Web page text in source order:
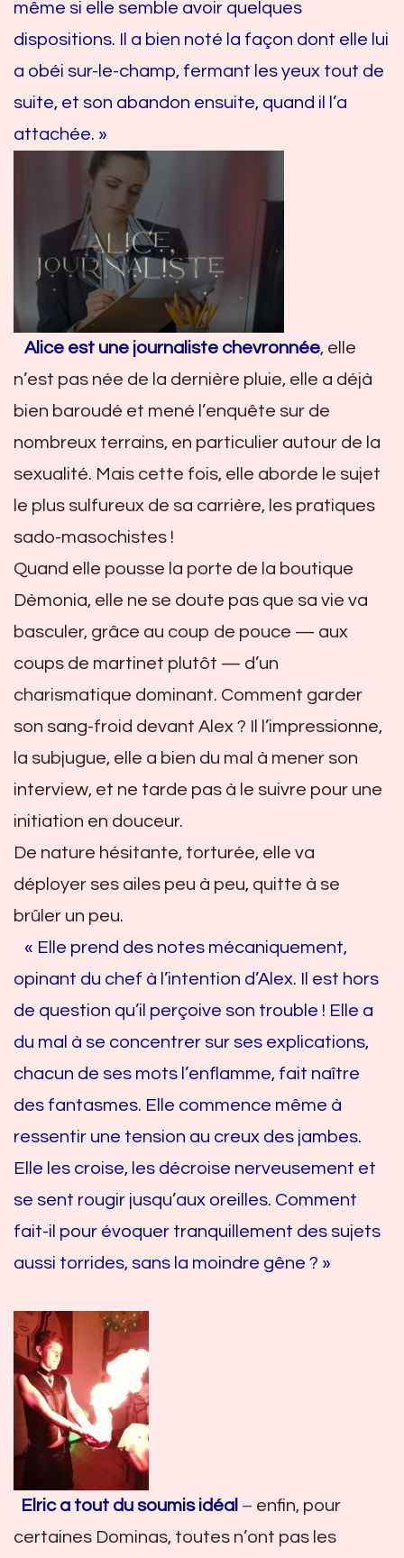
même si elle semble avoir quelques
dispositions. Il a bien noté la façon dont elle lui
a obéi sur-le-champ, fermant les yeux tout de
suite, et son abandon ensuite, quand il l’a
attachée. »
Alice est une journaliste chevronnée, elle
n’est pas née de la dernière pluie, elle a déjà
bien baroudé et mené l’enquête sur de
nombreux terrains, en particulier autour de la
sexualité. Mais cette fois, elle aborde le sujet
le plus sulfureux de sa carrière, les pratiques
sado-masochistes !
Quand elle pousse la porte de la boutique
Dèmonia, elle ne se doute pas que sa vie va
basculer, grâce au coup de pouce — aux
coups de martinet plutôt — d’un
charismatique dominant. Comment garder
son sang-froid devant Alex ? Il l’impressionne,
la subjugue, elle a bien du mal à mener son
interview, et ne tarde pas à le suivre pour une
initiation en douceur.
De nature hésitante, torturée, elle va
déployer ses ailes peu à peu, quitte à se
brûler un peu.
« Elle prend des notes mécaniquement,
opinant du chef à l’intention d’Alex. Il est hors
de question qu’il perçoive son trouble ! Elle a
du mal à se concentrer sur ses explications,
chacun de ses mots l’enflamme, fait naître
des fantasmes. Elle commence même à
ressentir une tension au creux des jambes.
Elle les croise, les décroise nerveusement et
se sent rougir jusqu’aux oreilles. Comment
fait-il pour évoquer tranquillement des sujets
aussi torrides, sans la moindre gêne ? »
Elric a tout du soumis idéal – enfin, pour
certaines Dominas, toutes n’ont pas les